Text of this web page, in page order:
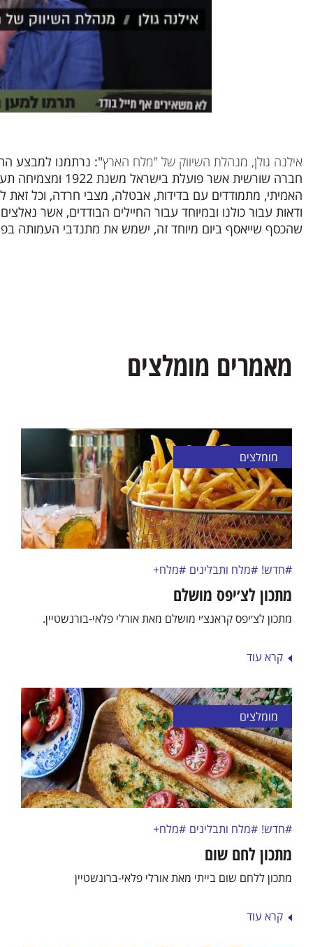
אילנה גולן, מנהלת השיווק של "מלח הארץ": נרתמנו למבצע
חברה שורשית
האמיתי, מתמודדים עם בדידות, אבטלה, מצבי חרדה, וכל
ודאות עבור כולנו ובמיוחד עבור החיילים הבודדים, אשר
שהכסף שייאסף ביום מיוחד זה, ישמש את מתנדבי העמותה
מאמרים מומלצים
מומלצים
#חדש! #מלח ותבלינים #מלח+
מתכון לצ׳יפס מושלם
מתכון לצ׳יפס קראנצ׳י מושלם מאת אורלי פלאי-בורנשטיין.
קרא עוד
מומלצים
#חדש! #מלח ותבלינים #מלח+
מתכון לחם שום
מתכון ללחם שום בייתי מאת אורלי פלאי-ברונשטיין
קרא עוד